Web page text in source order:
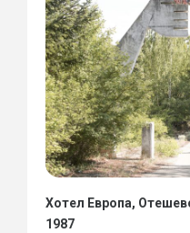
Хотел Европа,
1987